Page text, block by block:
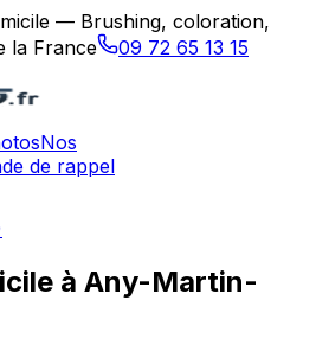
— Brushing, coloration,
la France
09 72 65 13 15
Nos
de rappel
à Any-Martin-